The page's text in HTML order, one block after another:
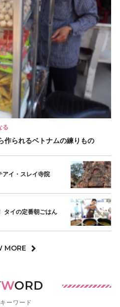
る
作られるベトナムの練りもの
アイ・スレイ寺院
タイの定番朝ごはん
MORE
WORD
ーワード